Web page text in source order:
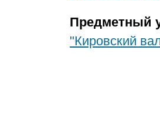
Предметный
"Кировский